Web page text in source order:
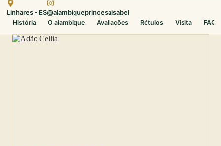
Linhares - ES@alambiqueprincesaisabel
História O alambique Avaliações Rótulos Visita FAQ